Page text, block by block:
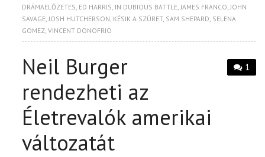
DRÁMAELŐZETES, ED HARRIS, IN DUBIOUS BATTLE,JAMES FRANCO,JOHN
SAVAGE,JOSH HUTCHERSON, KÉSIK A SZÜRET, SAM SHEPARD, SELENA
GOMEZ,VINCENT DONOFRIO
1
Neil Burger
rendezheti az
Életrevalók amerikai
változatát